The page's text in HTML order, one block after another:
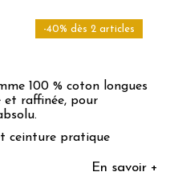
-40% dès 2 articles
100 % coton longues
et raffinée, pour
ceinture pratique
En savoir +